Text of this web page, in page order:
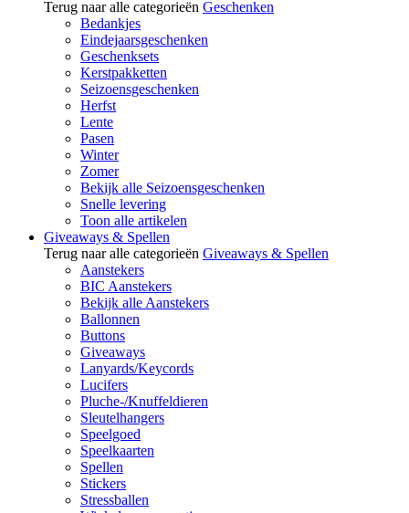
Terug naar alle categorieën Geschenken
Bedankjes
Eindejaarsgeschenken
Geschenksets
Kerstpakketten
Seizoensgeschenken
Herfst
Lente
Pasen
Winter
Zomer
Bekijk alle Seizoensgeschenken
Snelle levering
Toon alle artikelen
Giveaways & Spellen
Terug naar alle categorieën Giveaways & Spellen
Aanstekers
BIC Aanstekers
Bekijk alle Aanstekers
Ballonnen
Buttons
Giveaways
Lanyards/Keycords
Lucifers
Pluche-/Knuffeldieren
Sleutelhangers
Speelgoed
Speelkaarten
Spellen
Stickers
Stressballen